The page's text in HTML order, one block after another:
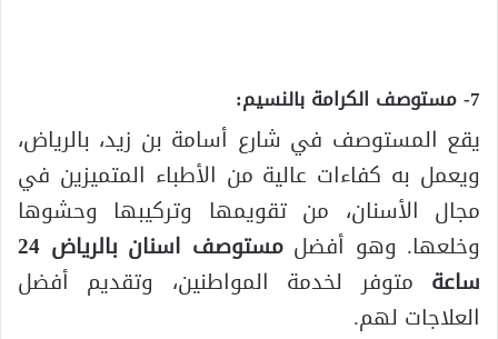
7- مستوصف الكرامة بالنسيم:
يقع المستوصف في شارع أسامة بن زيد، بالرياض،
ويعمل به كفاءات عالية من الأطباء المتميزين في
مجال الأسنان، من تقويمها وتركيبها وحشوها
وخلعها. وهو أفضل
مستوصف اسنان بالرياض 24
ساعة متوفر لخدمة المواطنين، وتقديم أفضل
العلاجات لهم.